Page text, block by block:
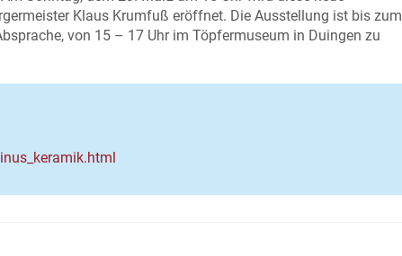
Klaus Krumfuß eröffnet. Die Ausstellung ist bis zum
von 15 – 17 Uhr im Töpfermuseum in Duingen zu